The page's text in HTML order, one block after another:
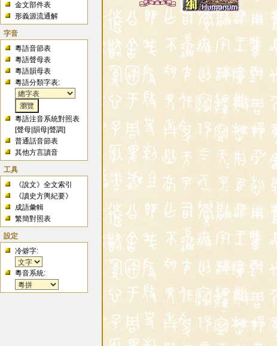
金文部件表
形義源流通解
字音
粵語音節表
粵語聲母表
粵語韻母表
粵語分類字表:
粵語注音系統對照表
[聲母 |韻母 |聲調]
普通話音節表
其他方言讀音
工具
《說文》全文索引
《讀史方輿紀要》
成語彙輯
繁簡對照表
設定
冷僻字:
粵音系統: